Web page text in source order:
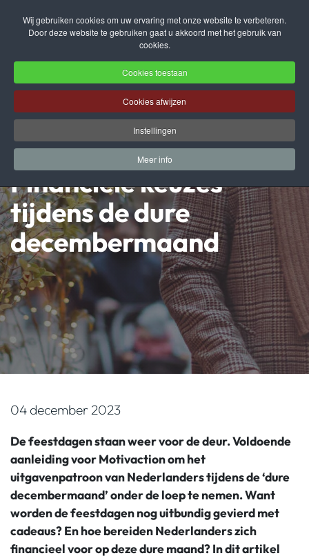
Wij gebruiken cookies om uw ervaring met onze website te verbeteren.
Door deze website te gebruiken gaat u akkoord met het gebruik van
cookies.
Cookies toestaan
Cookies afwijzen
Instellingen
Meer info
Terug naar hoofdinhoud
Financiële keuzes
tijdens de dure
decembermaand
04 december 2023
De feestdagen staan weer voor de deur. Voldoende
aanleiding voor Motivaction om het
uitgavenpatroon van Nederlanders tijdens de ‘dure
decembermaand’ onder de loep te nemen. Want
worden de feestdagen nog uitbundig gevierd met
cadeaus? En hoe bereiden Nederlanders zich
financieel voor op deze dure maand? In dit artikel